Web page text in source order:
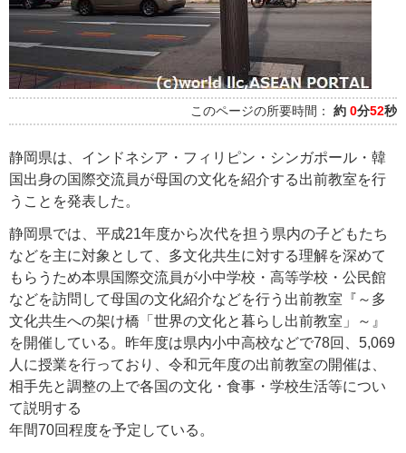
このページの所要時間： 約 0分52秒
静岡県は、インドネシア・フィリピン・シンガポール・韓
国出身の国際交流員が母国の文化を紹介する出前教室を行
うことを発表した。
静岡県では、平成21年度から次代を担う県内の子どもたち
などを主に対象として、多文化共生に対する理解を深めて
もらうため本県国際交流員が小中学校・高等学校・公民館
などを訪問して母国の文化紹介などを行う出前教室『～多
文化共生への架け橋「世界の文化と暮らし出前教室」～』
を開催している。昨年度は県内小中高校などで78回、5,069
人に授業を行っており、令和元年度の出前教室の開催は、
相手先と調整の上で各国の文化・食事・学校生活等につい
て説明する
年間70回程度を予定している。